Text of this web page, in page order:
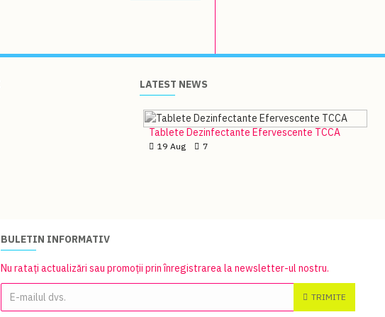
LATEST NEWS
Tablete Dezinfectante Efervescente TCCA
19 Aug 7
BULETIN INFORMATIV
Nu ratați actualizări sau promoții prin înregistrarea la newsletter-ul nostru.
TRIMITE